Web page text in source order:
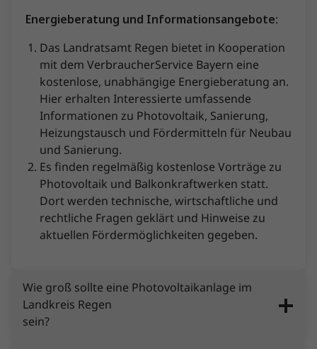
Energieberatung und Informationsangebote:
Das Landratsamt Regen bietet in Kooperation
mit dem VerbraucherService Bayern eine
kostenlose, unabhängige Energieberatung an.
Hier erhalten Interessierte umfassende
Informationen zu Photovoltaik, Sanierung,
Heizungstausch und Fördermitteln für Neubau
und Sanierung.
Es finden regelmäßig kostenlose Vorträge zu
Photovoltaik und Balkonkraftwerken statt.
Dort werden technische, wirtschaftliche und
rechtliche Fragen geklärt und Hinweise zu
aktuellen Fördermöglichkeiten gegeben.
Wie groß sollte eine Photovoltaikanlage im
Landkreis Regen
sein?